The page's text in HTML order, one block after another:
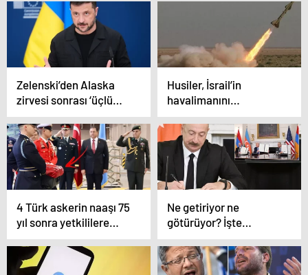
işaret ettiler
Zelenski’den Alaska
zirvesi sonrası ‘üçlü
format’ çıkışı
Husiler, İsrail’in
havalimanını
hipersonik füze ile
hedef aldı
4 Türk askerin naaşı 75
yıl sonra yetkililere
teslim edildi
Ne getiriyor ne
götürüyor? İşte
Azerbaycan ile
Ermenistan arasındaki
tarihi anlaşmanın